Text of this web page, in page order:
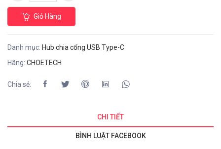
Giỏ Hàng
Danh mục: Hub chia cổng USB Type-C
Hãng: CHOETECH
Chia sẻ:
CHI TIẾT
BÌNH LUẬT FACEBOOK